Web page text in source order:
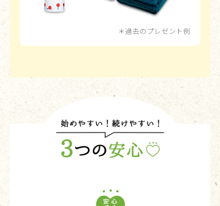
＊過去のプレゼント例